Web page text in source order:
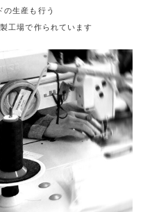
の生産も行う
工場で作られています